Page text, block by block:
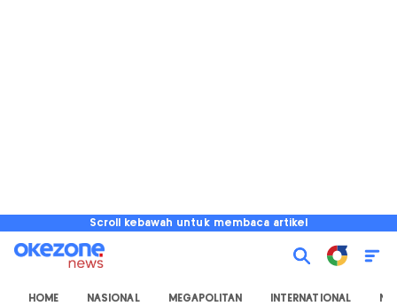
Scroll kebawah untuk membaca artikel
HOME NASIONAL MEGAPOLITAN INTERNATIONAL